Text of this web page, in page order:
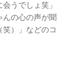
うでしょ笑」
んの心の声が聞
）」などのコ